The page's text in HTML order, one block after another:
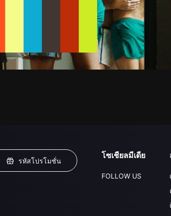
รหัสโปรโมชั่น
โซเชียลมีเดีย
FOLLOW US